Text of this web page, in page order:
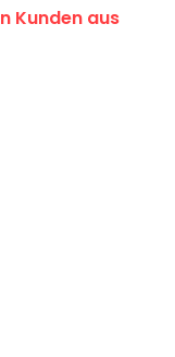
Kunden aus